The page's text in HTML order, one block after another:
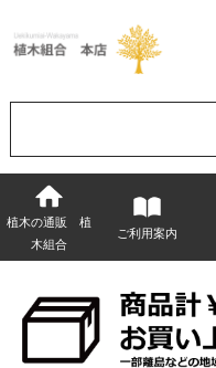
植木の通販 植
木組合
ご利用案内